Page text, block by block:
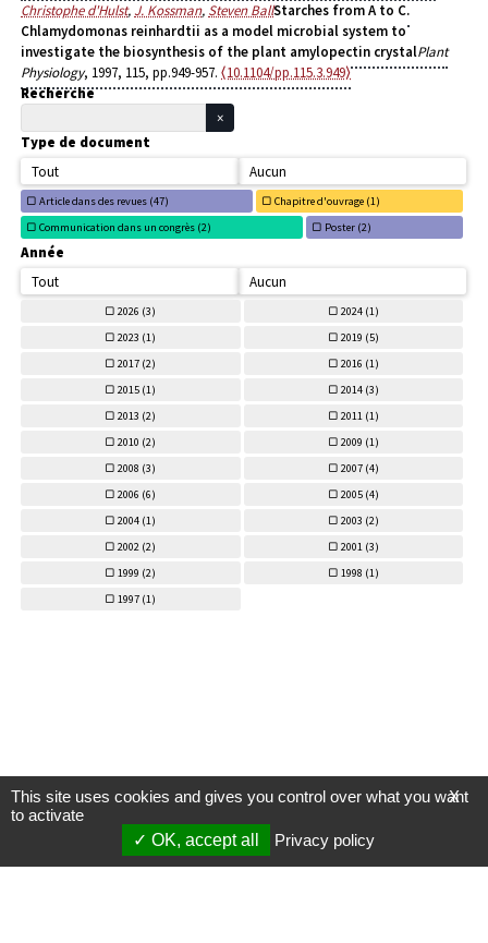
Christophe d'Hulst, J. Kossman, Steven BallStarches from A to C.
Chlamydomonas reinhardtii as a model microbial system to
investigate the biosynthesis of the plant amylopectin crystalPlant
Physiology, 1997, 115, pp.949-957. ⟨10.1104/pp.115.3.949⟩
Recherche
Type de document
Tout
Aucun
Article dans des revues (47) Chapitre d'ouvrage (1)
Communication dans un congrès (2) Poster (2)
Année
Tout
Aucun
2026 (3) 2024 (1)
2023 (1) 2019 (5)
2017 (2) 2016 (1)
2015 (1) 2014 (3)
2013 (2) 2011 (1)
2010 (2) 2009 (1)
2008 (3) 2007 (4)
2006 (6) 2005 (4)
2004 (1) 2003 (2)
2002 (2) 2001 (3)
1999 (2) 1998 (1)
1997 (1)
X
This site uses cookies and gives you control over what you want
to activate
OK, accept all
Privacy policy